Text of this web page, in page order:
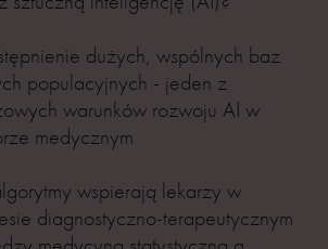
dużych, wspólnych baz
populacyjnych - jeden z
warunków rozwoju AI w
medycznym
wspierają lekarzy w
diagnostyczno-terapeutycznym